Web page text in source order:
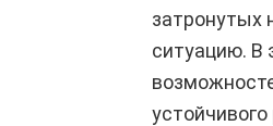
затронутых
ситуацию. В